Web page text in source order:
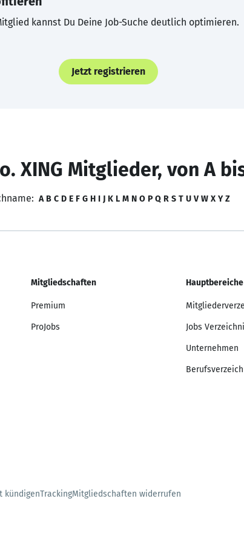
kannst Du Deine Job-Suche deutlich optimieren.
Jetzt registrieren
XING Mitglieder, von A
A B C D E F G H I J K L M N O P Q R S T U V W X Y Z
Mitgliedschaften
Premium
ProJobs
Hauptbereiche
Jobs
Unternehmen
kündigenTrackingMitgliedschaften widerrufen